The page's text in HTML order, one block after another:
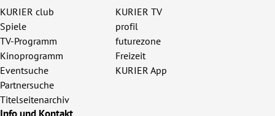
KURIER club
Spiele
TV-Programm
Kinoprogramm
Eventsuche
Partnersuche
Titelseitenarchiv
KURIER TV
profil
futurezone
Freizeit
KURIER App